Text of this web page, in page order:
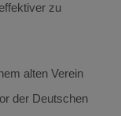
zu
alten Verein
der Deutschen